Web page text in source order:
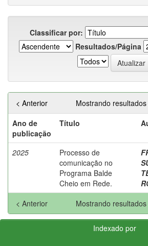
Classificar por:
Resultados/Página
Mostrando
< Anterior
Ano de
publicação
Título
2025
Processo de
comunicação no
Programa Balde
Cheio em Rede.
Mostrando
< Anterior
Indexado por